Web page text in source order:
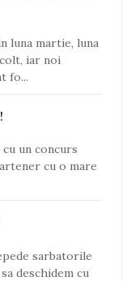
luna martie, luna
iar noi
fo...
un concurs
cu o mare
sarbatorile
deschidem cu